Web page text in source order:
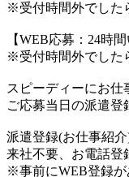
※受付時間外でした
【WEB応募：24時
※受付時間外でした
スピーディーにお仕
ご応募当日の派遣
派遣登録(お仕事紹
来社不要、お電話登
※事前にWEB登録が